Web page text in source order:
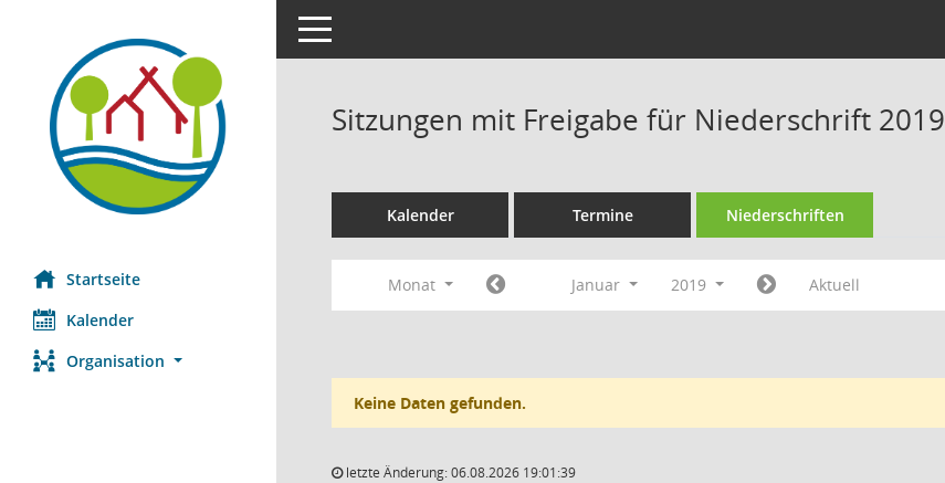
Startseite
Kalender
Organisation
Toggle navigation
Sitzungen mit Freigabe für Niederschrift 2019
Kalender Termine Niederschriften
Monat Januar 2019 Aktuell
Keine Daten gefunden.
letzte Änderung: 06.08.2026 19:01:39